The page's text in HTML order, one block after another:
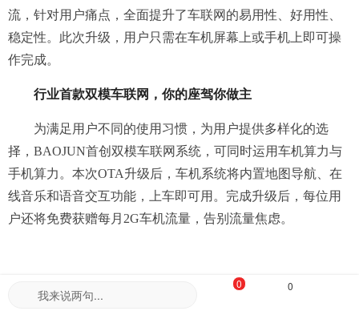
流，针对用户痛点，全面提升了车联网的易用性、好用性、
稳定性。此次升级，用户只需在车机屏幕上或手机上即可操
作完成。
行业首款双模车联网，你的座驾你做主
为满足用户不同的使用习惯，为用户提供多样化的选
择，BAOJUN首创双模车联网系统，可同时运用车机算力与
手机算力。本次OTA升级后，车机系统将内置地图导航、在
线音乐和语音交互功能，上车即可用。完成升级后，每位用
户还将免费获赠每月2G车机流量，告别流量焦虑。
与此同时，用户还可以通过BAOJUNAPP一键无线投
我来说两句...
0 0